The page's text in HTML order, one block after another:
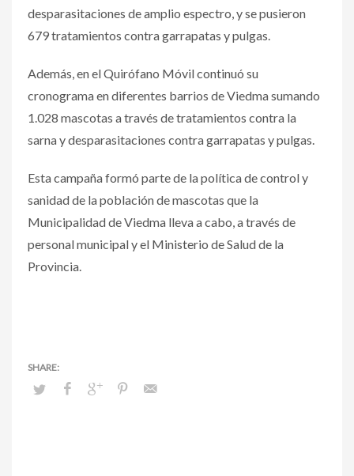
desparasitaciones de amplio espectro, y se pusieron
679 tratamientos contra garrapatas y pulgas.
Además, en el Quirófano Móvil continuó su
cronograma en diferentes barrios de Viedma sumando
1.028 mascotas a través de tratamientos contra la
sarna y desparasitaciones contra garrapatas y pulgas.
Esta campaña formó parte de la política de control y
sanidad de la población de mascotas que la
Municipalidad de Viedma lleva a cabo, a través de
personal municipal y el Ministerio de Salud de la
Provincia.